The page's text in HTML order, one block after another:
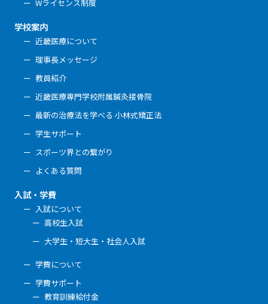
Wライセンス制度
学校案内
近畿医療について
理事長メッセージ
教員紹介
近畿医療専門学校附属鍼灸接骨院
最新の治療法を学べる 小林式矯正法
学生サポート
スポーツ界との繋がり
よくある質問
入試・学費
入試について
高校生入試
大学生・短大生・社会人入試
学費について
学費サポート
教育訓練給付金